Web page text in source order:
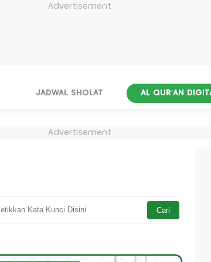
Advertisement
JADWAL SHOLAT AL QUR'AN
Advertisement